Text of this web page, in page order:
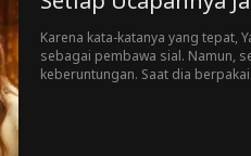
Karena kata-katanya yang tepat,
sebagai pembawa sial. Namun,
keberuntungan. Saat dia